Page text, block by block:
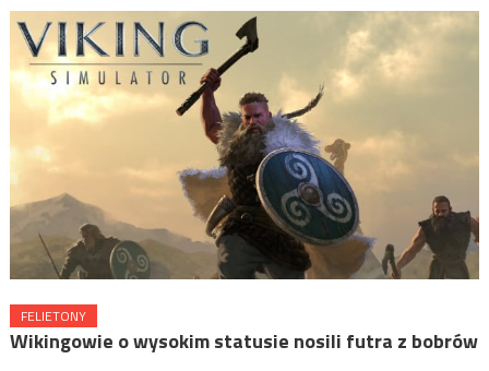
FELIETONY
Wikingowie o wysokim statusie nosili futra z bobrów